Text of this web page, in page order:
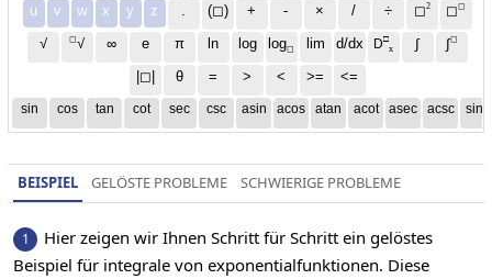
u
v w x y z . (◻) + - × / ÷ ◻2 ◻◻
√ ◻√ ∞ e π ln log log◻ lim d/dx D□
x
∫ ∫◻
|◻| θ = > < >= <=
sin cos tan cot sec csc asin acos atan acot asec acsc sinh
BEISPIEL GELÖSTE PROBLEME SCHWIERIGE PROBLEME
1
Hier zeigen wir Ihnen Schritt für Schritt ein gelöstes
Beispiel für integrale von exponentialfunktionen. Diese